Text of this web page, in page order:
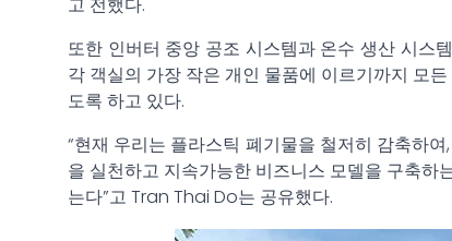
고 전했다.
또한 인버터 중앙 공조 시스템과 온수 생산 시스
각 객실의 가장 작은 개인 물품에 이르기까지 모
도록 하고 있다.
“현재 우리는 플라스틱 폐기물을 철저히 감축하
을 실천하고 지속가능한 비즈니스 모델을 구축하
는다”고 Tran Thai Do는 공유했다.